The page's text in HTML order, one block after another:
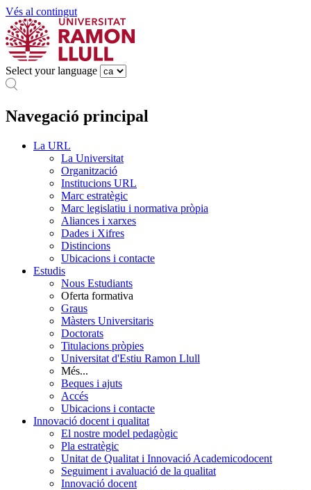
Vés al contingut
Select your language
Navegació principal
La URL
La Universitat
Organització
Institucions URL
Marc estratègic
Marc legislatiu i normativa pròpia
Aliances i xarxes
Dades i Xifres
Distincions
Ubicacions i contacte
Estudis
Nous Estudiants
Oferta formativa
Graus
Màsters Universitaris
Doctorats
Titulacions pròpies
Universitat d'Estiu Ramon Llull
Més...
Beques i ajuts
Accés
Ubicacions i contacte
Innovació docent i qualitat
El nostre model pedagògic
Pla estratègic
Unitat de Qualitat i Innovació Academicodocent
Seguiment i avaluació de la qualitat
Innovació docent